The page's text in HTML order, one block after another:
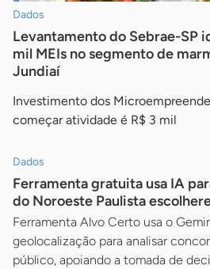
Dados
Levantamento do Sebrae-SP
mil MEIs no segmento de
Jundiaí
Investimento dos
começar atividade é R$ 3 mil
Dados
Ferramenta gratuita usa IA
do Noroeste Paulista
Ferramenta Alvo Certo usa o
geolocalização para analisar
público, apoiando a tomada de